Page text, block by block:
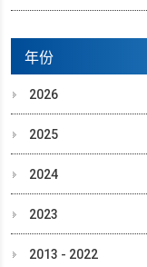
年份
2026
2025
2024
2023
2013 - 2022